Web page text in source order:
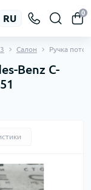
RU
0
Салон Ручка
Benz C-